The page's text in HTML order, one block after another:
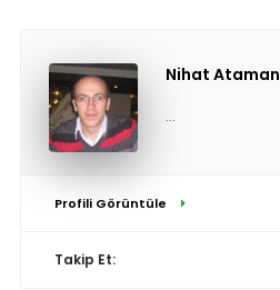
Nihat Ataman
...
Profili Görüntüle
Takip Et: